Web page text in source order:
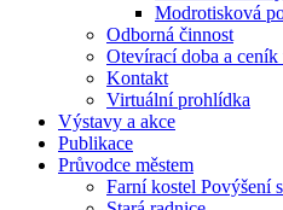
Modrotisková
Odborná činnost
Otevírací doba a ceník
Kontakt
Virtuální prohlídka
Výstavy a akce
Publikace
Průvodce městem
Farní kostel Povýšení